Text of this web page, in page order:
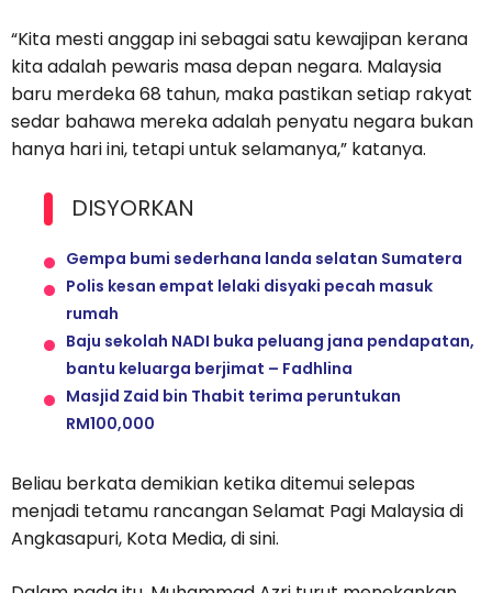
“Kita mesti anggap ini sebagai satu kewajipan kerana
kita adalah pewaris masa depan negara. Malaysia
baru merdeka 68 tahun, maka pastikan setiap rakyat
sedar bahawa mereka adalah penyatu negara bukan
hanya hari ini, tetapi untuk selamanya,” katanya.
DISYORKAN
Gempa bumi sederhana landa selatan Sumatera
Polis kesan empat lelaki disyaki pecah masuk
rumah
Baju sekolah NADI buka peluang jana pendapatan,
bantu keluarga berjimat – Fadhlina
Masjid Zaid bin Thabit terima peruntukan
RM100,000
Beliau berkata demikian ketika ditemui selepas
menjadi tetamu rancangan Selamat Pagi Malaysia di
Angkasapuri, Kota Media, di sini.